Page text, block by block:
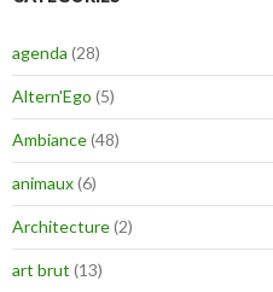
agenda (28)
Altern'Ego (5)
Ambiance(48)
animaux(6)
Architecture(2)
art brut (13)